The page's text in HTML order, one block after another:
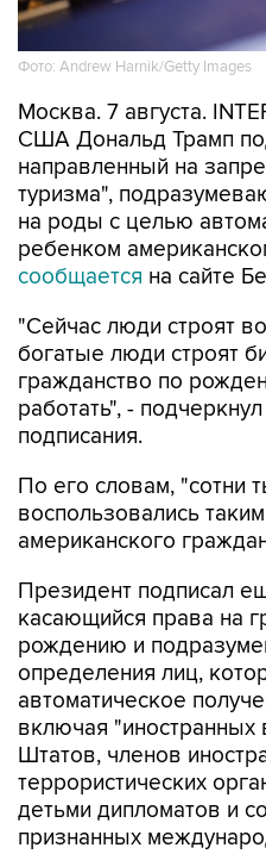
Фото: Andrew Harnik/Getty Images
Москва. 7 августа.
США Дональд Трамп
направленный на
туризма",
на роды с целью
ребенком
сообщается на сайте
"Сейчас люди строят
богатые люди строят
гражданство по
работать", -
подписания.
По его словам, "сотни
воспользовались
американского
Президент подписал
касающийся права на
рождению и
определения лиц,
автоматическое
включая
Штатов, членов
террористических
детьми дипломатов и
признанных